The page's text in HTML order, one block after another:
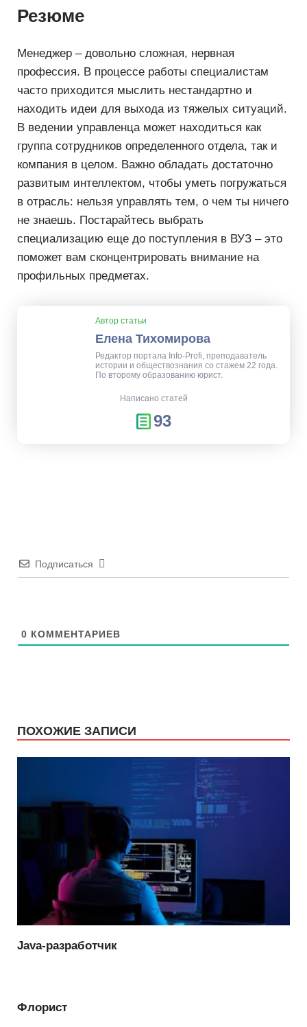
Резюме
Менеджер – довольно сложная, нервная
профессия. В процессе работы специалистам
часто приходится мыслить нестандартно и
находить идеи для выхода из тяжелых ситуаций.
В ведении управленца может находиться как
группа сотрудников определенного отдела, так и
компания в целом. Важно обладать достаточно
развитым интеллектом, чтобы уметь погружаться
в отрасль: нельзя управлять тем, о чем ты ничего
не знаешь. Постарайтесь выбрать
специализацию еще до поступления в ВУЗ – это
поможет вам сконцентрировать внимание на
профильных предметах.
Автор статьи
Елена Тихомирова
Редактор портала Info-Profi, преподаватель
истории и обществознания со стажем 22 года.
По второму образованию юрист.
Написано статей
93
Подписаться
0 КОММЕНТАРИЕВ
ПОХОЖИЕ ЗАПИСИ
Java-разработчик
Флорист